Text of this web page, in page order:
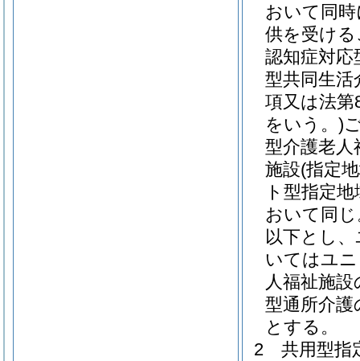
おいて同
供を受け
認知症対応
型共同生活
項又は法
をいう。)
型介護老人
施設(指定
ト型指定
おいて同じ
以下とし
いてはユ
人福祉施
型通所介
とする。
2
共用型指